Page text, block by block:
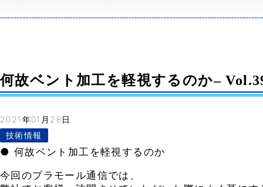
何故ベント加工を軽視するのか–
2021年01月28日
技術情報
● 何故ベント加工を軽視するのか
今回のプラモール通信では、